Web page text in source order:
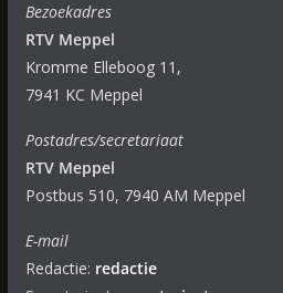
Bezoekadres
RTV Meppel
Kromme Elleboog 11,
7941 KC Meppel
Postadres/secretariaat
RTV Meppel
Postbus 510, 7940 AM Meppel
E-mail
Redactie: redactie